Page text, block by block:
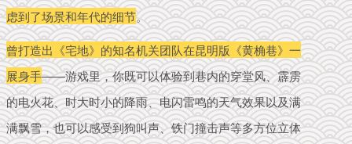
虑到了场景和年代的细节。
曾打造出《宅地》的知名机关团队在昆明版《黄桷巷》一
展身手——游戏里，你既可以体验到巷内的穿堂风、霹雳
的电火花、时大时小的降雨、电闪雷鸣的天气效果以及满
满飘雪，也可以感受到狗叫声、铁门撞击声等多方位立体